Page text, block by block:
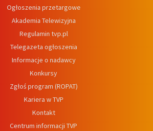
Ogłoszenia przetargowe
Akademia Telewizyjna
Regulamin tvp.pl
Telegazeta ogłoszenia
Informacje o nadawcy
Konkursy
Zgłoś program (ROPAT)
Kariera w TVP
Kontakt
Centrum informacji TVP